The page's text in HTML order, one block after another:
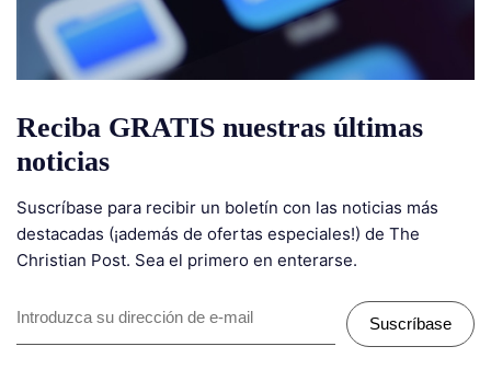
Reciba GRATIS nuestras últimas
noticias
Suscríbase para recibir un boletín con las noticias más
destacadas (¡además de ofertas especiales!) de The
Christian Post. Sea el primero en enterarse.
Suscríbase